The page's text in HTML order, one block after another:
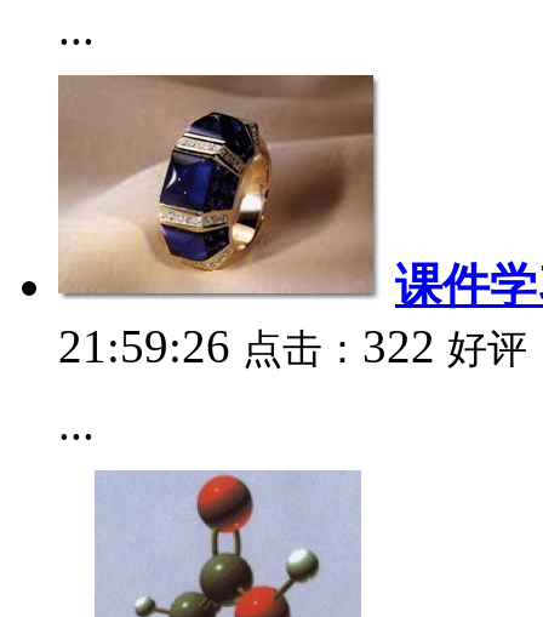
...
课件
21:59:26 点击： 322 好评
...